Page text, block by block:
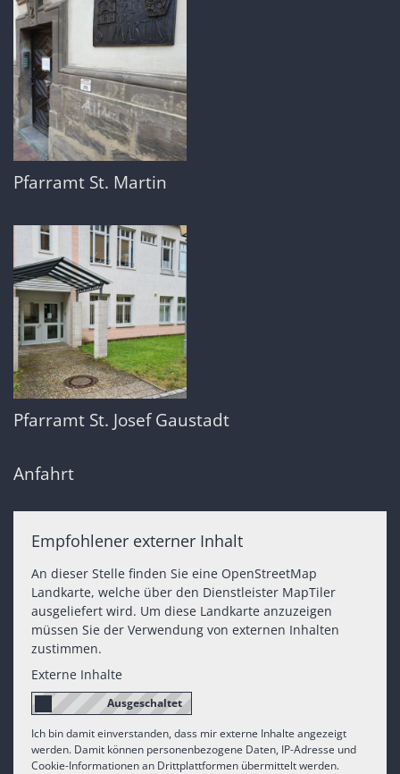
Pfarramt St. Martin
Pfarramt St. Josef Gaustadt
Anfahrt
Empfohlener externer Inhalt
An dieser Stelle finden Sie eine OpenStreetMap
Landkarte, welche über den Dienstleister MapTiler
ausgeliefert wird. Um diese Landkarte anzuzeigen
müssen Sie der Verwendung von externen Inhalten
zustimmen.
Externe Inhalte
Ich bin damit einverstanden, dass mir externe Inhalte angezeigt
werden. Damit können personenbezogene Daten, IP-Adresse und
Cookie-Informationen an Drittplattformen übermittelt werden.